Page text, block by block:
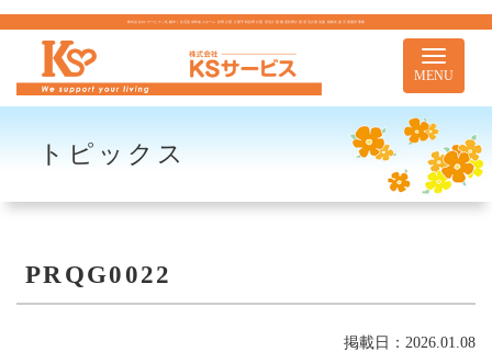
株式会社KSサービス｜札幌市｜住宅型有料老人ホーム 訪問介護 介護予防訪問介護 居宅介護 重度訪問介護 居宅介護支援 移動支援 児童通所事業
Toggle
MENU
トピックス
PRQG0022
掲載日：2026.01.08